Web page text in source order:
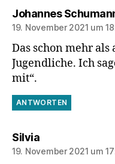
Johannes
19. November 2021 um
Das schon mehr
Jugendliche. Ich
mit“.
ANTWORTEN
Silviasagt:
19. November 2021 um